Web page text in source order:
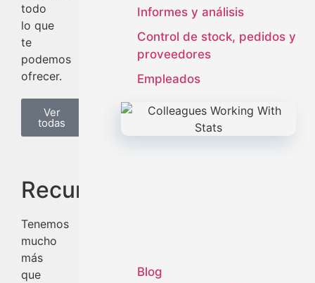
todo
lo que
te
podemos
ofrecer.
Ver
todas
Informes y análisis
Control de stock, pedidos y
proveedores
Empleados
Recursos
Tenemos
mucho
más
que
Blog